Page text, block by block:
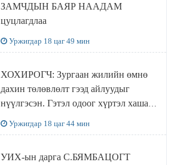
ЗАМЧДЫН БАЯР НААДАМ
цуцлагдлаа
Уржигдар 18 цаг 49 мин
ХОХИРОГЧ: Зургаан жилийн өмнө
дахин төлөвлөлт гээд айлуудыг
нүүлгэсэн. Гэтэл одоог хүртэл хашаа
Уржигдар 18 цаг 44 мин
УИХ-ын дарга С.БЯМБАЦОГТ